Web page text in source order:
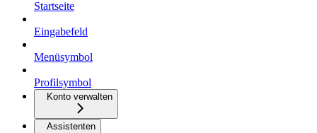
Startseite
Eingabefeld
Menüsymbol
Profilsymbol
Konto verwalten
Assistenten